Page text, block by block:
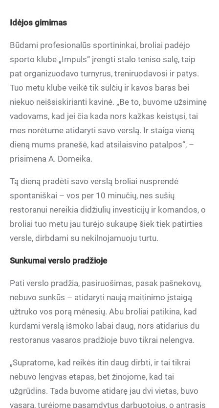
Idėjos gimimas
Būdami profesionalūs sportininkai, broliai padėjo
sporto klube „Impuls“ įrengti stalo teniso salę, taip
pat organizuodavo turnyrus, treniruodavosi ir patys.
Tuo metu klube veikė tik sulčių ir kavos baras bei
niekuo neišsiskirianti kavinė. „Be to, buvome užsiminę
vadovams, kad jei čia kada nors kažkas keistųsi, tai
mes norėtume atidaryti savo verslą. Ir staiga vieną
dieną mums pranešė, kad atsilaisvino patalpos“, –
prisimena A. Domeika.
Tą dieną pradėti savo verslą broliai nusprendė
spontaniškai – vos per 10 minučių, nes sušių
restoranui nereikia didžiulių investicijų ir komandos, o
broliai tuo metu jau turėjo sukaupę šiek tiek patirties
versle, dirbdami su nekilnojamuoju turtu.
Sunkumai verslo pradžioje
Pati verslo pradžia, pasiruošimas, pasak pašnekovų,
nebuvo sunkūs – atidaryti naują maitinimo įstaigą
užtruko vos porą mėnesių. Abu broliai patikina, kad
kurdami verslą išmoko labai daug, nors atidarius du
restoranus vasaros pradžioje buvo tikrai nelengva.
„Supratome, kad reikės itin daug dirbti, ir tai tikrai
nebuvo lengvas etapas, bet žinojome, kad tai
užgrūdins. Tada buvome atidarę jau dvi vietas, buvo
vasara, turėjome pasamdytus darbuotojus, o antrasis